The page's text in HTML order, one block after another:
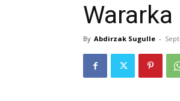
By Abdirzak Sugulle -